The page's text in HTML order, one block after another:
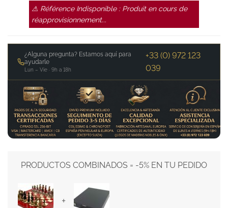
⚠ Référence Indisponible : Produit en cours de
réapprovisionnement...
¿Alguna pregunta? Estamos aquí para
ayudarle
Lun – Vie · 9h a 18h
+33 (0) 972 123
039
PRODUCTOS COMBINADOS = -5% EN TU PEDIDO
+